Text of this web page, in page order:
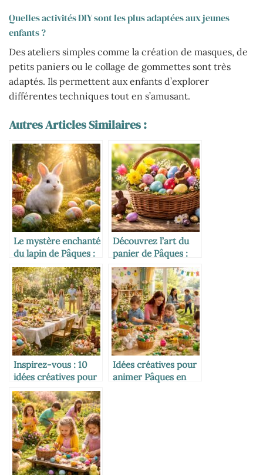
Quelles activités DIY sont les plus adaptées aux jeunes
enfants ?
Des ateliers simples comme la création de masques, de
petits paniers ou le collage de gommettes sont très
adaptés. Ils permettent aux enfants d’explorer
différentes techniques tout en s’amusant.
Autres Articles Similaires :
Le mystère enchanté
du lapin de Pâques :
symbole et traditions
Découvrez l’art du
panier de Pâques :
traditions et
inspirations
gourmandes
Inspirez-vous : 10
idées créatives pour
une célébration de
Pâques inoubliable
Idées créatives pour
animer Pâques en